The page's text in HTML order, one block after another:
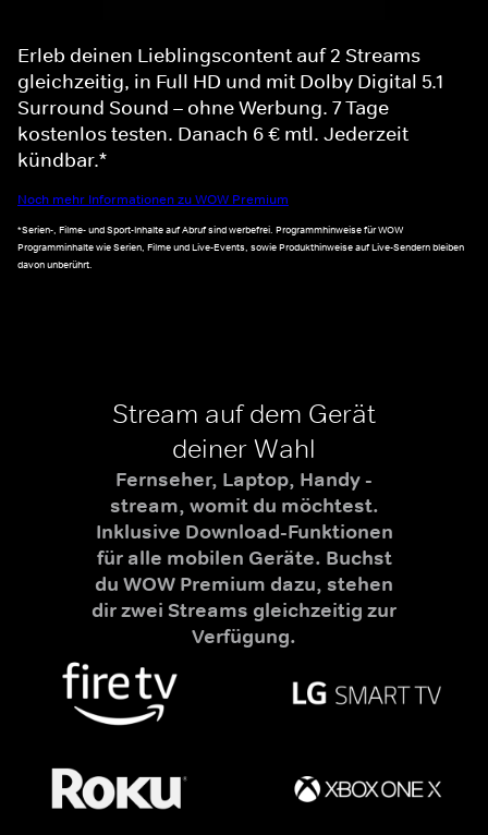
Erleb deinen Lieblingscontent auf 2 Streams
gleichzeitig, in Full HD und mit Dolby Digital 5.1
Surround Sound – ohne Werbung. 7 Tage
kostenlos testen. Danach 6 € mtl. Jederzeit
kündbar.*
Noch mehr Informationen zu WOW Premium
*Serien-, Filme- und Sport-Inhalte auf Abruf sind werbefrei. Programmhinweise für WOW
Programminhalte wie Serien, Filme und Live-Events, sowie Produkthinweise auf Live-Sendern bleiben
davon unberührt.
Stream auf dem Gerät
deiner Wahl
Fernseher, Laptop, Handy -
stream, womit du möchtest.
Inklusive Download-Funktionen
für alle mobilen Geräte. Buchst
du WOW Premium dazu, stehen
dir zwei Streams gleichzeitig zur
Verfügung.